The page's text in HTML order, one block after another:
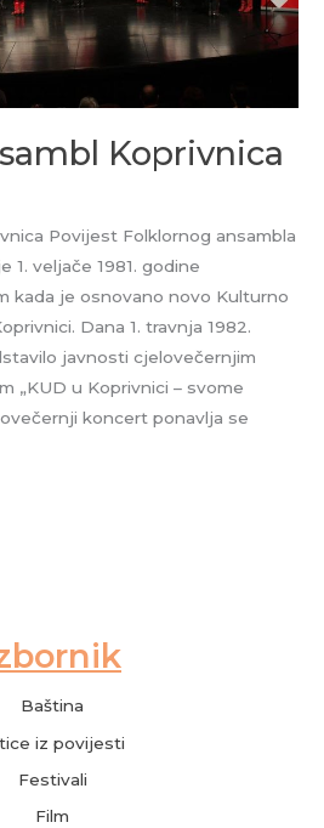
Baština
iz povijesti
Festivali
Film
Koprivnica
Povijest Folklornog ansambla
1. veljače 1981. godine
kada je osnovano novo Kulturno
Dana 1. travnja 1982.
javnosti cjelovečernjim
„KUD u Koprivnici – svome
koncert ponavlja se